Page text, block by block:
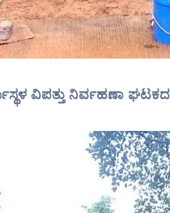
ವಿಪತ್ತು ನಿರ್ವಹಣಾ